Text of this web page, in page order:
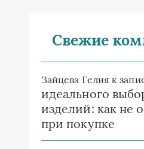
Свежие
Зайцева Гелия к
идеального
изделий: как не
при покупке